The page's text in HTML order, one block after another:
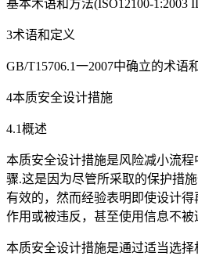
基本术语和方法(ISO12100-1:2003
3术语和定义
GB/T15706.1一2007中确立的术语
4本质安全设计措施
4.1概述
本质安全设计措施是风险减小流
骤.这是因为尽管所采取的保护措
有效的，然而经验表明即使设计
作用或被违反，甚至使用信息不被
本质安全设计措施是通过适当选